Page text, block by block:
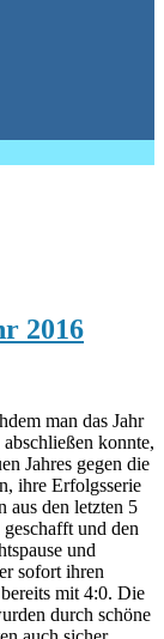
2016
man das Jahr
konnte,
Jahres gegen die
ihre Erfolgsserie
aus den letzten 5
und den
und
sofort ihren
mit 4:0. Die
durch schöne